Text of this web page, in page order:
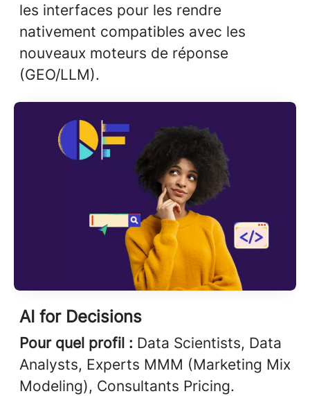
les interfaces pour les rendre
nativement compatibles avec les
nouveaux moteurs de réponse
(GEO/LLM).
AI for Decisions
Pour quel profil : Data Scientists, Data
Analysts, Experts MMM (Marketing Mix
Modeling), Consultants Pricing.